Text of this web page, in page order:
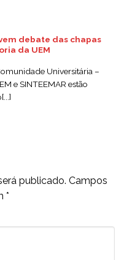
debate das chapas
da UEM
Universitária –
e SINTEEMAR estão
publicado. Campos
*